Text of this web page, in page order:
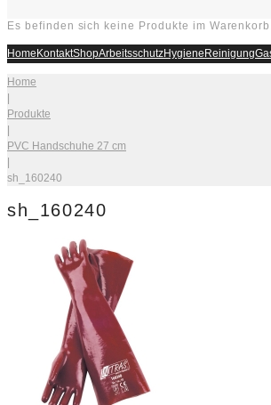
Es befinden sich keine Produkte im Warenkorb.
HomeKontaktShopArbeitsschutzHygieneReinigung
Home
|
Produkte
|
PVC Handschuhe 27 cm
|
sh_160240
sh_160240